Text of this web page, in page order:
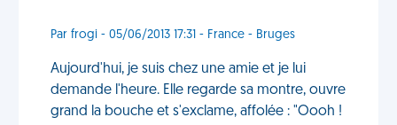
Par frogi - 05/06/2013 17:31 - France - Bruges
Aujourd'hui, je suis chez une amie et je lui
demande l'heure. Elle regarde sa montre, ouvre
grand la bouche et s'exclame, affolée : "Oooh !